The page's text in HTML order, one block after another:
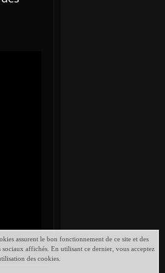
assurent le bon fonctionnement de ce site et des
sociaux affichés. En utilisant ce dernier, vous acceptez
des cookies.